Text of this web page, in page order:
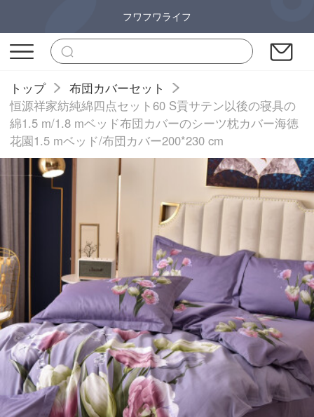
フワフワライフ
トップ
布団カバーセット
恒源祥家紡純綿四点セット60 S貢サテン以後の寝具の
綿1.5 m/1.8 mベッド布団カバーのシーツ枕カバー海徳
花園1.5 mベッド/布団カバー200*230 cm